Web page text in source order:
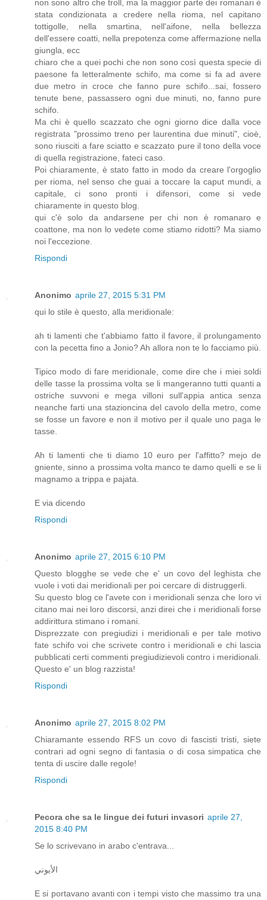
non sono altro che troll, ma la maggior parte dei romanari è
stata condizionata a credere nella rioma, nel capitano
tottigolle, nella smartina, nell'aifone, nella bellezza
dell'essere coatti, nella prepotenza come affermazione nella
giungla, ecc
chiaro che a quei pochi che non sono così questa specie di
paesone fa letteralmente schifo, ma come si fa ad avere
due metro in croce che fanno pure schifo...sai, fossero
tenute bene, passassero ogni due minuti, no, fanno pure
schifo.
Ma chi è quello scazzato che ogni giorno dice dalla voce
registrata "prossimo treno per laurentina due minuti", cioè,
sono riusciti a fare sciatto e scazzato pure il tono della voce
di quella registrazione, fateci caso.
Poi chiaramente, è stato fatto in modo da creare l'orgoglio
per rioma, nel senso che guai a toccare la caput mundi, a
capitale, ci sono pronti i difensori, come si vede
chiaramente in questo blog.
qui c'è solo da andarsene per chi non è romanaro e
coattone, ma non lo vedete come stiamo ridotti? Ma siamo
noi l'eccezione.
Rispondi
Anonimo aprile 27, 2015 5:31 PM
qui lo stile è questo, alla meridionale:
ah ti lamenti che t'abbiamo fatto il favore, il prolungamento
con la pecetta fino a Jonio? Ah allora non te lo facciamo più.
Tipico modo di fare meridionale, come dire che i miei soldi
delle tasse la prossima volta se li mangeranno tutti quanti a
ostriche suvvoni e mega villoni sull'appia antica senza
neanche farti una stazioncina del cavolo della metro, come
se fosse un favore e non il motivo per il quale uno paga le
tasse.
Ah ti lamenti che ti diamo 10 euro per l'affitto? mejo de
gniente, sinno a prossima volta manco te damo quelli e se li
magnamo a trippa e pajata.
E via dicendo
Rispondi
Anonimo aprile 27, 2015 6:10 PM
Questo blogghe se vede che e' un covo del leghista che
vuole i voti dai meridionali per poi cercare di distruggerli.
Su questo blog ce l'avete con i meridionali senza che loro vi
citano mai nei loro discorsi, anzi direi che i meridionali forse
addirittura stimano i romani.
Disprezzate con pregiudizi i meridionali e per tale motivo
fate schifo voi che scrivete contro i meridionali e chi lascia
pubblicati certi commenti pregiudizievoli contro i meridionali.
Questo e' un blog razzista!
Rispondi
Anonimo aprile 27, 2015 8:02 PM
Chiaramante essendo RFS un covo di fascisti tristi, siete
contrari ad ogni segno di fantasia o di cosa simpatica che
tenta di uscire dalle regole!
Rispondi
Pecora che sa le lingue dei futuri invasori aprile 27,
2015 8:40 PM
Se lo scrivevano in arabo c'entrava...
الأيوني
E si portavano avanti con i tempi visto che massimo tra una